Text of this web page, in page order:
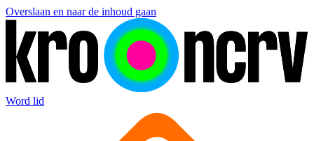
Overslaan en naar de inhoud gaan
Word lid